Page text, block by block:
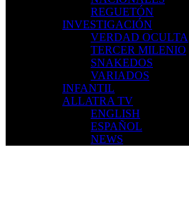
REGUETÓN
INVESTIGACIÓN
VERDAD OCULTA
TERCER MILENIO
SNAKEDOS
VARIADOS
INFANTIL
ALLATRA TV
ENGLISH
ESPAÑOL
NEWS